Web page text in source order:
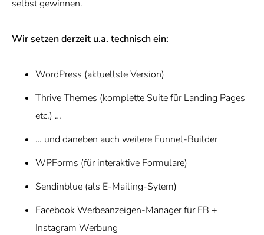
selbst gewinnen.
Wir setzen derzeit u.a. technisch ein:
WordPress (aktuellste Version)
Thrive Themes (komplette Suite für Landing Pages
etc.) …
… und daneben auch weitere Funnel-Builder
WPForms (für interaktive Formulare)
Sendinblue (als E-Mailing-Sytem)
Facebook Werbeanzeigen-Manager für FB +
Instagram Werbung